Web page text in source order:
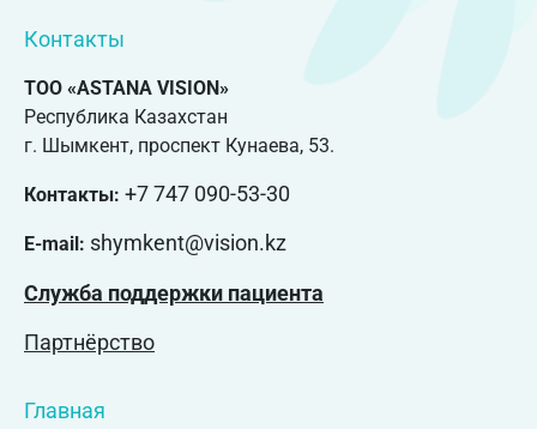
Контакты
ТОО «ASTANA VISION»
Республика Казахстан
г. Шымкент, проспект Кунаева, 53.
Контакты: +7 747 090-53-30
E-mail: shymkent@vision.kz
Служба поддержки пациента
Партнёрство
Главная